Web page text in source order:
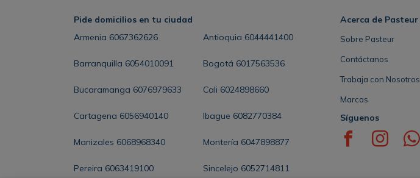
Pide domicilios en tu ciudad
Armenia 6067362626 Antioquia 6044441400
Barranquilla 6054010091 Bogotá 6017563536
Bucaramanga 6076979633 Cali 6024898660
Cartagena 6056940140 Ibague 6082770384
Manizales 6068968340 Montería 6047898877
Pereira 6063419100 Sincelejo 6052714811
Acerca de Pasteur
Sobre Pasteur
Contáctanos
Trabaja con Nosotros
Marcas
Síguenos